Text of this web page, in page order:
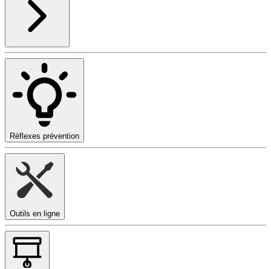
Réflexes prévention
Outils en ligne